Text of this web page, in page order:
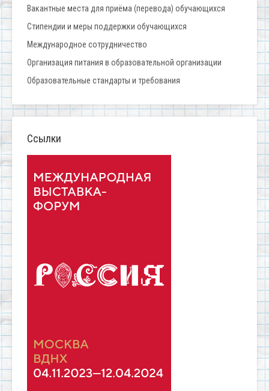
Вакантные места для приёма (перевода) обучающихся
Стипендии и меры поддержки обучающихся
Международное сотрудничество
Организация питания в образовательной организации
Образовательные стандарты и требования
Ссылки